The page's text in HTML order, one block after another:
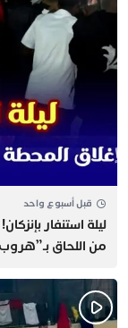
قبل أسبوع واحد
​ليلة استنفار
من اللحاق